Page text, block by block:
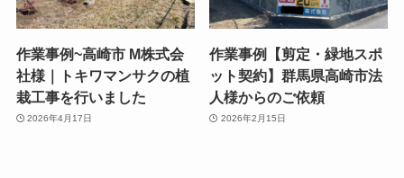
作業事例~高崎市 M株式会
社様｜トキワマンサクの植
栽工事を行いました
2026年4月17日
作業事例【剪定・緑地スポ
ット契約】群馬県高崎市法
人様からのご依頼
2026年2月15日